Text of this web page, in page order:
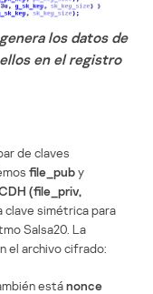
los datos de
en el registro
de claves
file_puby
(file_priv,
clave simétrica para
Salsa20. La
el archivo cifrado:
estánonce